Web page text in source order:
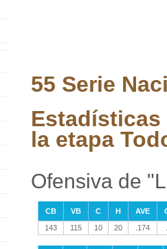
55 Serie
Estadísticas
la etapa
Ofensiva de
CB VB C H AVE
143
115 10 20 .174